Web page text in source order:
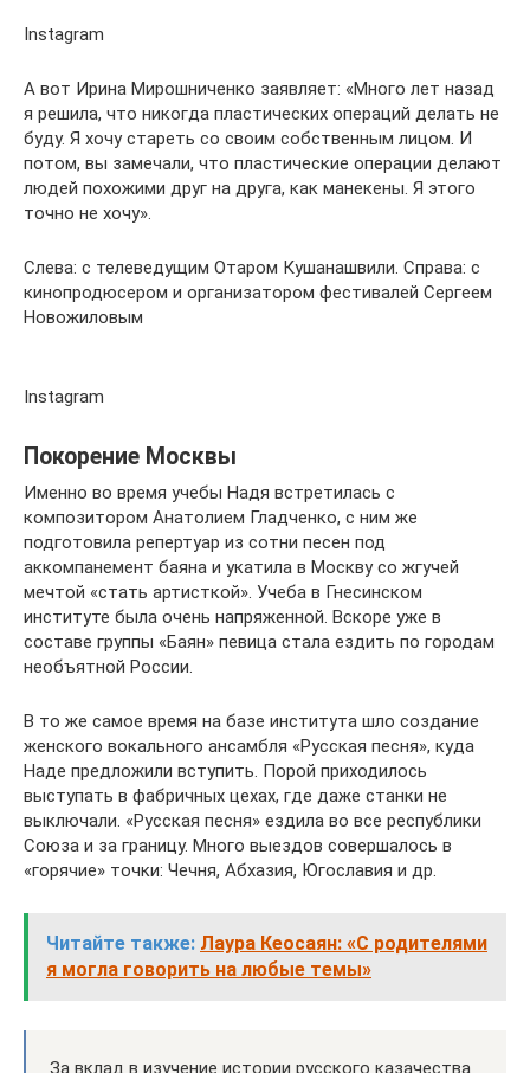
Instagram
А вот Ирина Мирошниченко заявляет: «Много лет назад
я решила, что никогда пластических операций делать не
буду. Я хочу стареть со своим собственным лицом. И
потом, вы замечали, что пластические операции делают
людей похожими друг на друга, как манекены. Я этого
точно не хочу».
Слева: с телеведущим Отаром Кушанашвили. Справа: с
кинопродюсером и организатором фестивалей Сергеем
Новожиловым
Instagram
Покорение Москвы
Именно во время учебы Надя встретилась с
композитором Анатолием Гладченко, с ним же
подготовила репертуар из сотни песен под
аккомпанемент баяна и укатила в Москву со жгучей
мечтой «стать артисткой». Учеба в Гнесинском
институте была очень напряженной. Вскоре уже в
составе группы «Баян» певица стала ездить по городам
необъятной России.
В то же самое время на базе института шло создание
женского вокального ансамбля «Русская песня», куда
Наде предложили вступить. Порой приходилось
выступать в фабричных цехах, где даже станки не
выключали. «Русская песня» ездила во все республики
Союза и за границу. Много выездов совершалось в
«горячие» точки: Чечня, Абхазия, Югославия и др.
Читайте также: Лаура Кеосаян: «С родителями
я могла говорить на любые темы»
За вклад в изучение истории русского казачества